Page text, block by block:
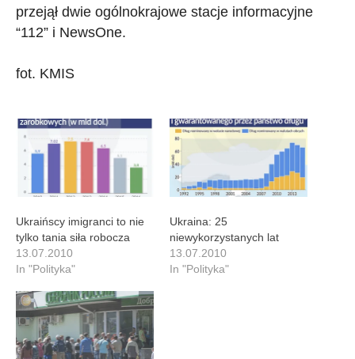
przejął dwie ogólnokrajowe stacje informacyjne
“112” i NewsOne.
fot. KMIS
Ukraińscy imigranci to nie
tylko tania siła robocza
13.07.2010
In "Polityka"
Ukraina: 25
niewykorzystanych lat
13.07.2010
In "Polityka"